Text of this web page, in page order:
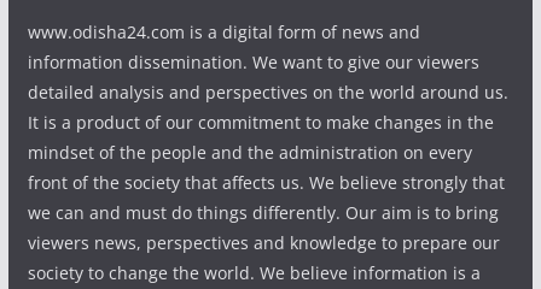
www.odisha24.com is a digital form of news and
information dissemination. We want to give our viewers
detailed analysis and perspectives on the world around us.
It is a product of our commitment to make changes in the
mindset of the people and the administration on every
front of the society that affects us. We believe strongly that
we can and must do things differently. Our aim is to bring
viewers news, perspectives and knowledge to prepare our
society to change the world. We believe information is a